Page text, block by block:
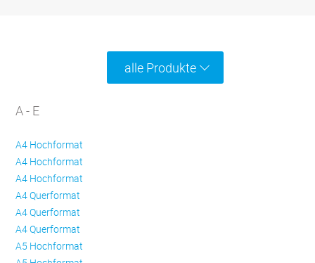
alle Produkte
A - E
A4 Hochformat
A4 Hochformat
A4 Hochformat
A4 Querformat
A4 Querformat
A4 Querformat
A5 Hochformat